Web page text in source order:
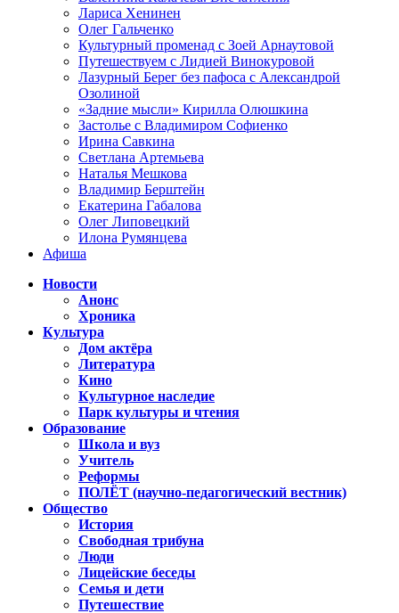
Лариса Хенинен
Олег Гальченко
Культурный променад с Зоей Арнаутовой
Путешествуем с Лидией Винокуровой
Лазурный Берег без пафоса с Александрой
Озолиной
«Задние мысли» Кирилла Олюшкина
Застолье с Владимиром Софиенко
Ирина Савкина
Светлана Артемьева
Наталья Мешкова
Владимир Берштейн
Екатерина Габалова
Олег Липовецкий
Илона Румянцева
Афиша
Новости
Анонс
Хроника
Культура
Дом актёра
Литература
Кино
Культурное наследие
Парк культуры и чтения
Образование
Школа и вуз
Учитель
Реформы
ПОЛЁТ (научно-педагогический вестник)
Общество
История
Свободная трибуна
Люди
Лицейские беседы
Семья и дети
Путешествие